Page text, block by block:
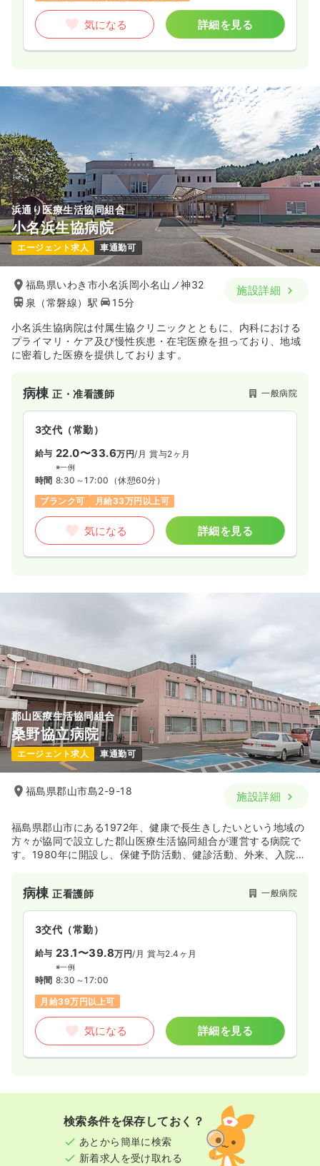
気になる 詳細を見る
浜通り医療生活協同組合
小名浜生協病院
エージェント求人 車通勤可
福島県いわき市小名浜岡小名山ノ神32
泉（常磐線）駅
15分
施設詳細
小名浜生協病院は付属生協クリニックとともに、内科における
プライマリ・ケア及び慢性疾患・在宅医療を担っており、地域
に密着した医療を提供しております。
病棟正・准看護師 一般病院
3交代（常勤）
給与 22.0〜33.6万円/月 賞与2ヶ月
※一例
時間 8:30～17:00 （休憩60分）
ブランク可
月給33万円以上可
気になる 詳細を見る
郡山医療生活協同組合
桑野協立病院
エージェント求人 車通勤可
福島県郡山市島2-9-18 施設詳細
福島県郡山市にある1972年、健康で長生きしたいという地域の
方々が協同で設立した郡山医療生活協同組合が運営する病院で
す。1980年に開設し、保健予防活動、健診活動、外来、入院、
病棟正看護師 一般病院
3交代（常勤）
給与 23.1〜39.8万円/月 賞与2.4ヶ月
※一例
時間 8:30～17:00
月給39万円以上可
気になる 詳細を見る
検索条件を保存しておく？
あとから簡単に検索
新着求人を受け取れる